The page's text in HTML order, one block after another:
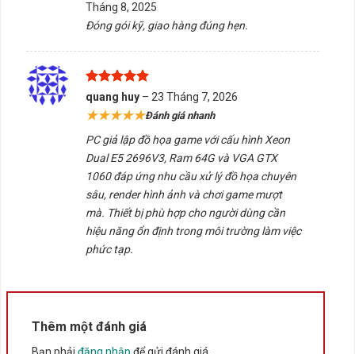
Ưu điểm vượt trội PC chuyên giả lập đồ họa game
– Xeon Dual E5 2696V3
Xử lý giả lập mượt mà : 36 nhân – 72 luồng giúp mở
hàng loạt giả lập như LDPlayer, NOX, Bluestacks mà
không giật lag
Làm đồ họa, render ổn định: CPU Xeon tối ưu cho
dựng phim, thiết kế AutoCAD, Photoshop, Premiere
Giá cực tốt trong phân khúc
sao
Tháng 8, 2025
Đóng gói kỹ, giao hàng đúng hẹn.
Được xếp
hạng5
5
sao
quang huy – 23 Tháng 7, 2026
★★★★★Đánh giá nhanh
PC giả lập đồ họa game với cấu hình Xeon
Dual E5 2696V3, Ram 64G và VGA GTX
1060 đáp ứng nhu cầu xử lý đồ họa chuyên
sâu, render hình ảnh và chơi game mượt
mà. Thiết bị phù hợp cho người dùng cần
hiệu năng ổn định trong môi trường làm việc
phức tạp.
Thêm một đánh giá
Bạn phải đăng nhập để gửi đánh giá.